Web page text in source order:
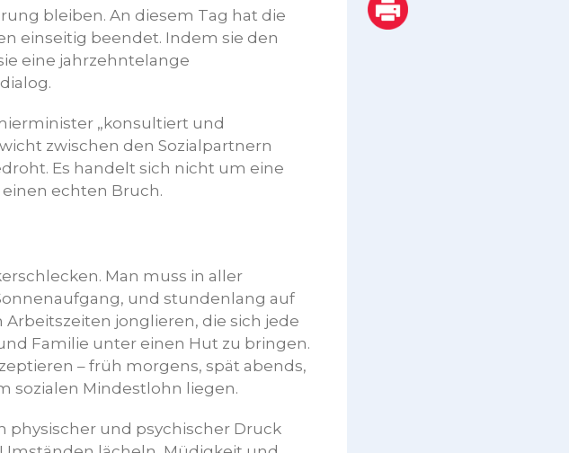
bleiben. An diesem Tag hat die
einseitig beendet. Indem sie den
eine jahrzehntelange
„konsultiert und
zwischen den Sozialpartnern
Es handelt sich nicht um eine
echten Bruch.
Man muss in aller
und stundenlang auf
jonglieren, die sich jede
Familie unter einen Hut zu bringen.
– früh morgens, spät abends,
sozialen Mindestlohn liegen.
und psychischer Druck